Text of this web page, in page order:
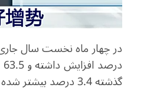
گذشته 3.4 درصد بیشتر شده است.